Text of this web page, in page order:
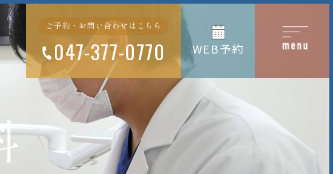
ご予約・お問い合わせはこちら
047-377-0770 WEB予約